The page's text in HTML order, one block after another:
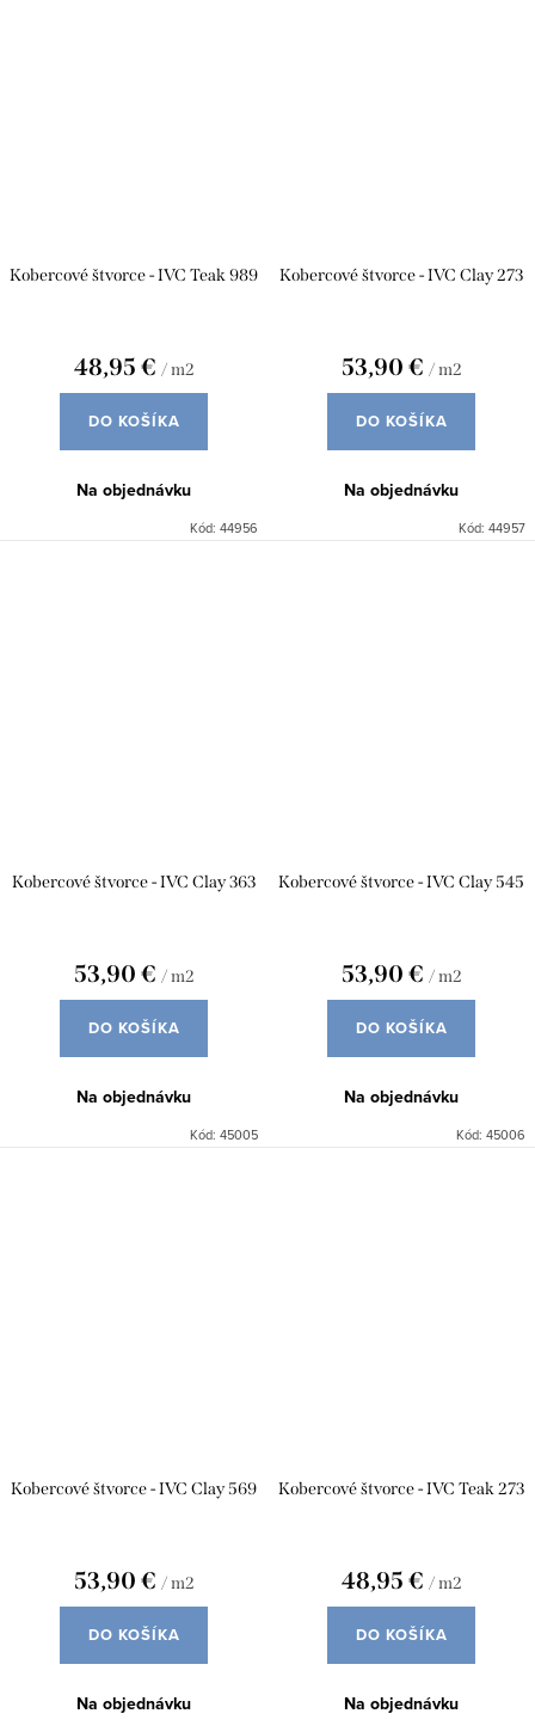
Kobercové štvorce - IVC Teak 989
48,95 € / m2
DO KOŠÍKA
Na objednávku
Kód: 44956
Kobercové štvorce - IVC Clay 273
53,90 € / m2
DO KOŠÍKA
Na objednávku
Kód: 44957
Kobercové štvorce - IVC Clay 363
53,90 € / m2
DO KOŠÍKA
Na objednávku
Kód: 45005
Kobercové štvorce - IVC Clay 545
53,90 € / m2
DO KOŠÍKA
Na objednávku
Kód: 45006
Kobercové štvorce - IVC Clay 569
53,90 € / m2
DO KOŠÍKA
Na objednávku
Kobercové štvorce - IVC Teak 273
48,95 € / m2
DO KOŠÍKA
Na objednávku